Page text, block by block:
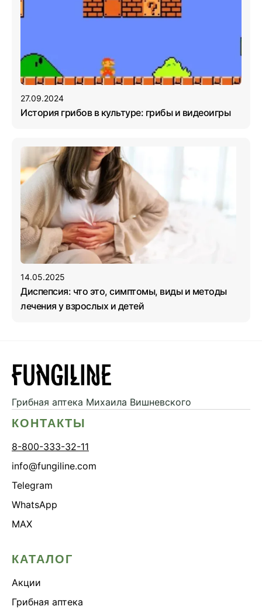
27.09.2024
История грибов в культуре: грибы и видеоигры
14.05.2025
Диспепсия: что это, симптомы, виды и методы
лечения у взрослых и детей
Грибная аптека Михаила Вишневского
КОНТАКТЫ
8-800-333-32-11
info@fungiline.com
Telegram
WhatsApp
MAX
КАТАЛОГ
Акции
Грибная аптека